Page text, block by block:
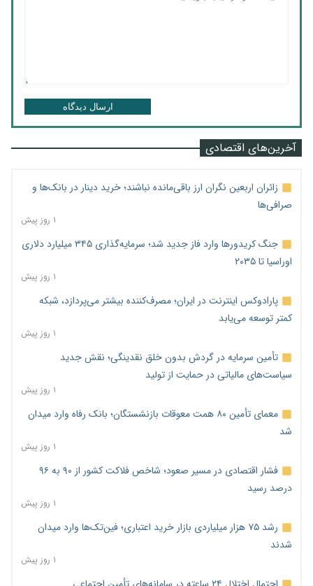
ارسال دیدگاه
آخرین‌های اقتصادی
زائران اربعین نگران ارز باقی‌مانده نباشند؛ خرید دینار در بانک‌ها و
صرافی‌ها
۱ روز پیش
جنگ کریدورها وارد فاز جدید شد؛ سرمایه‌گذاری ۳۴۵ میلیارد دلاری
اوراسیا تا ۲۰۳۵
۱ روز پیش
پارادوکس اینترنت در ایران؛ مصرف‌کننده بیشتر می‌پردازد، شبکه
کمتر توسعه می‌یابد
۱ روز پیش
تأمین سرمایه در گردش بدون خلق نقدینگی؛ نقش جدید
سیاست‌های مالیاتی در حمایت از تولید
۱ روز پیش
معمای تأمین ۸۰ همت معوقات بازنشستگان؛ بانک رفاه وارد میدان
شد
۱ روز پیش
فشار اقتصادی در مسیر صعود؛ شاخص فلاکت کشور از ۹۰ به ۹۶
درصد رسید
۱ روز پیش
رشد ۷۵ هزار میلیاردی بازار خرید اعتباری؛ فین‌تک‌ها وارد میدان
شدند
۱ روز پیش